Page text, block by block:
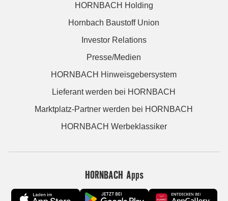
HORNBACH Holding
Hornbach Baustoff Union
Investor Relations
Presse/Medien
HORNBACH Hinweisgebersystem
Lieferant werden bei HORNBACH
Marktplatz-Partner werden bei HORNBACH
HORNBACH Werbeklassiker
HORNBACH Apps